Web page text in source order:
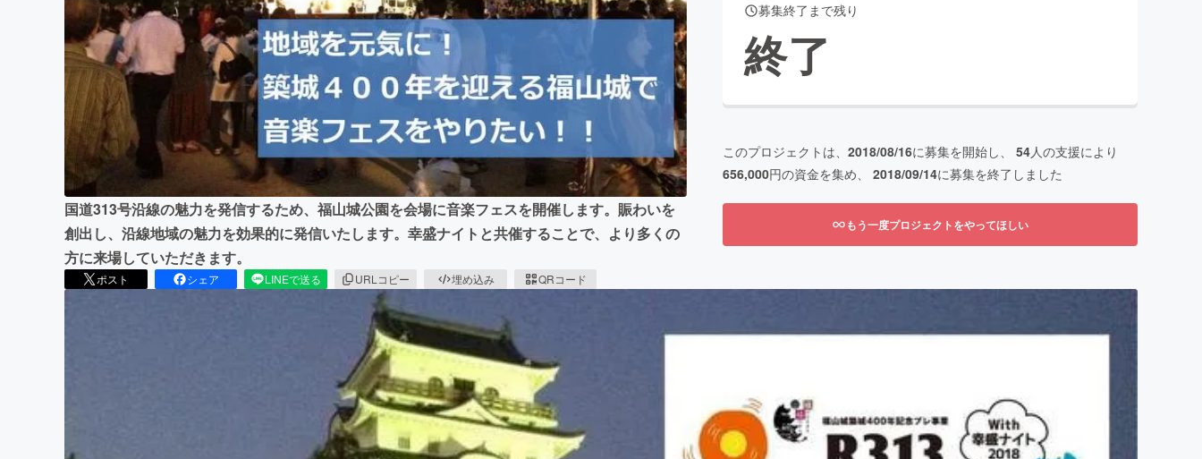
CAMPFIRE for Social GoodCAMPFIRE Creation
machi-ya コミュニティ
国道313号沿線の魅力を発信するため、福山城公園を会場に音楽フェスを開催します。賑わいを
創出し、沿線地域の魅力を効果的に発信いたします。幸盛ナイトと共催することで、より多くの
方に来場していただきます。
ポスト シェア LINEで送る URLコピー 埋め込み QRコード
募集終了まで残り
終了
このプロジェクトは、 2018/08/16に募集を開始し、 54人の支援により
656,000円の資金を集め、 2018/09/14に募集を終了しました
もう一度プロジェクトをやってほしい